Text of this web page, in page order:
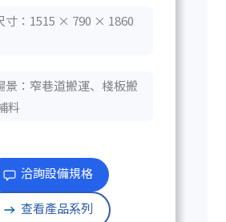
寸：1515 × 790 × 1860
景：窄巷道搬運、棧板搬
料
洽詢設備規格
查看產品系列